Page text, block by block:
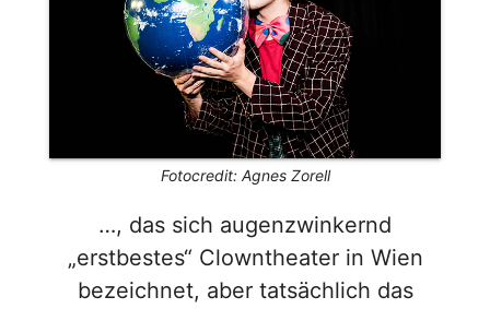
Fotocredit: Agnes Zorell
…, das sich augenzwinkernd
„erstbestes“ Clowntheater in Wien
bezeichnet, aber tatsächlich das